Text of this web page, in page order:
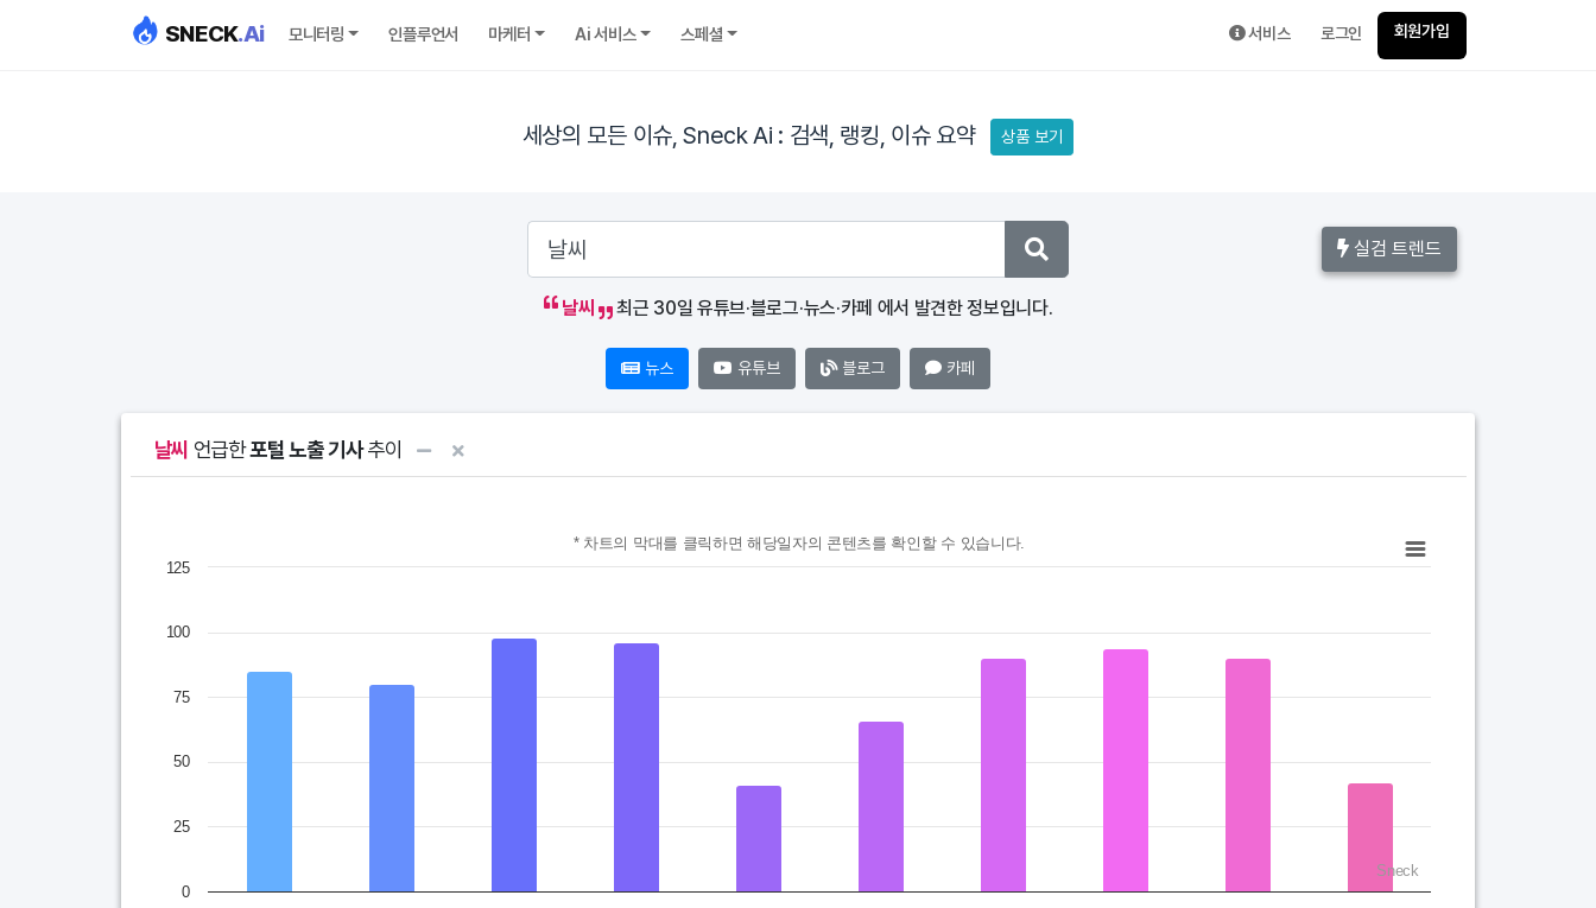
SNECK.Ai 모니터링 인플루언서 마케터 Ai 서비스 스페셜 서비스 로그인 회원가입
세상의 모든 이슈, Sneck Ai : 검색, 랭킹, 이슈 요약 상품 보기
실검 트렌드
날씨 최근 30일 유튜브·블로그·뉴스·카페 에서 발견한 정보입니다.
뉴스 유튜브 블로그 카페
날씨 언급한포털 노출 기사추이
The chart has 1 X axis displaying categories.
The chart has 1 Y axis displaying values. Data ranges from 41 to 98.
* 차트의 막대를 클릭하면 해당일자의 콘텐츠를 확인할 수 있습니다.
0
25
50
75
100
125
Sneck